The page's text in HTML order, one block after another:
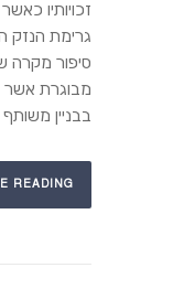
זכויותיו
גרימת הנזק
סיפור מקרה
מבוגרת
בבניין
READING